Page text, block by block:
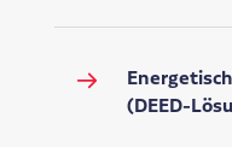
(DEED-